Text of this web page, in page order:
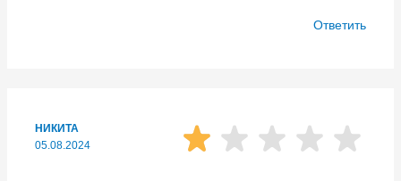
Ответить
НИКИТА
05.08.2024